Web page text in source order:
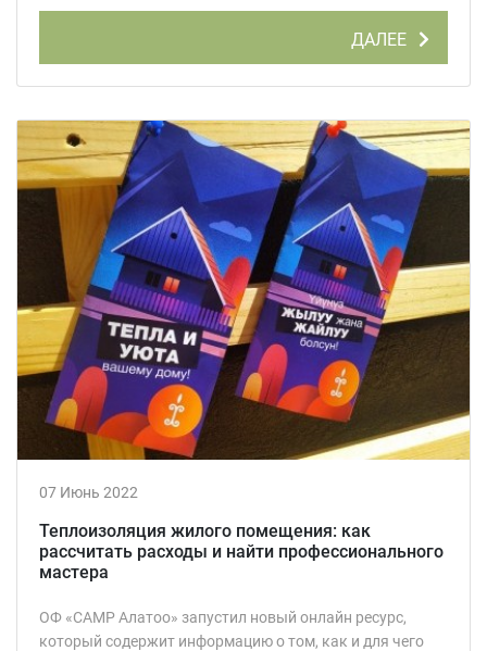
ДАЛЕЕ
07 Июнь 2022
Теплоизоляция жилого помещения: как
рассчитать расходы и найти профессионального
мастера
ОФ «САМР Алатоо» запустил новый онлайн ресурс,
который содержит информацию о том, как и для чего